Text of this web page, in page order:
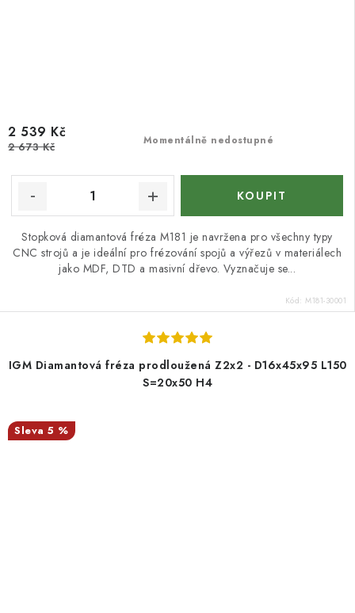
Momentálně nedostupné
2 539 Kč
2 673 Kč
Stopková diamantová fréza M181 je navržena pro všechny typy
CNC strojů a je ideální pro frézování spojů a výřezů v materiálech
jako MDF, DTD a masivní dřevo. Vyznačuje se...
Kód: M181-30001
IGM Diamantová fréza prodloužená Z2x2 - D16x45x95 L150
S=20x50 H4
5 %